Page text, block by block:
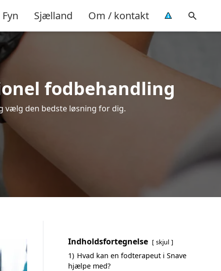
Fyn Sjælland Om / kontakt
fodbehandling
vælg den bedste løsning for dig.
Indholdsfortegnelse skjul
1) Hvad kan en fodterapeut i Snave
hjælpe med?